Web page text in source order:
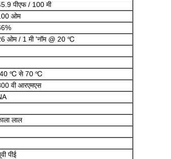
पीएफ / 100 मी
ओम
ओम / 1 मी 'नॉम @ 20 ℃
℃ से 70 ℃
वी आरएमएस
लाल
पीई